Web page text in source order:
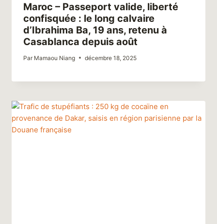
Maroc – Passeport valide, liberté
confisquée : le long calvaire
d’Ibrahima Ba, 19 ans, retenu à
Casablanca depuis août
Par Mamaou Niang décembre 18, 2025